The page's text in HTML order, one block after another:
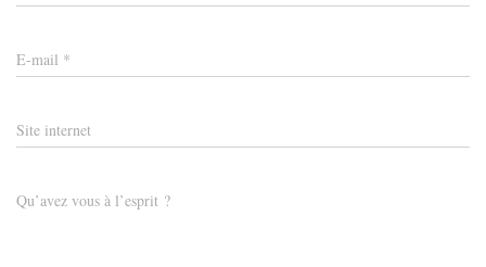
E-mail *
Site internet
Qu’avez vous à l’esprit ?